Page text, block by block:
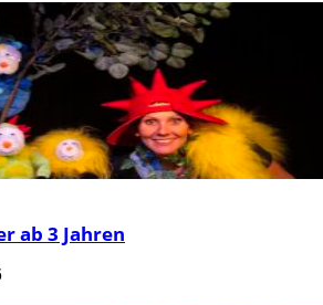
ab 3 Jahren